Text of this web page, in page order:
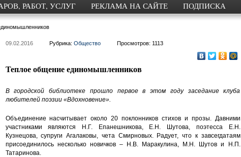
РАБОТ, УСЛУГ РЕКЛАМА НА САЙТЕ ПОДПИСКА
09.02.2016 Рубрика: Общество Просмотров: 1113
Теплое общение единомышленников
В городской библиотеке прошло первое в этом году заседание клуба
любителей поэзии «Вдохновение».
Объединение насчитывает около 20 поклонников стихов и прозы. Давними
участниками являются Н.Г. Епанешникова, Е.Н. Шутова, поэтесса Е.Н.
Кузнецова, супруги Агалаковы, чета Смирновых. Радует, что к завсегдатаям
присоединилось несколько новичков – Н.В. Маракулина, М.Н. Шутов и Н.П.
Татаринова.